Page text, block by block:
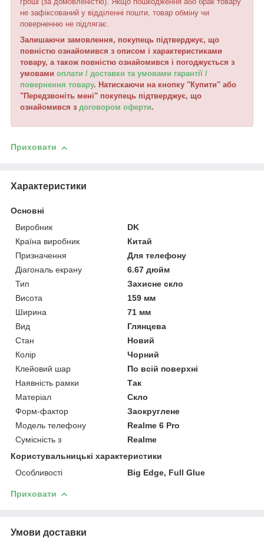
не зафіксований у відділенні пошти, товар обміну чи
поверненню не підлягає.
Залишаючи замовлення, покупець підтверджує, що
повністю ознайомився з описом і характеристиками
товару, а також повністю ознайомився і погоджується з
умовами оплати / доставки та умовами гарантії /
повернення товару. Натискаючи на кнопку "Купити" або
"Передзвоніть мені" покупець підтверджує, що
ознайомився з договором оферти.
Приховати
Характеристики
Основні
Виробник
DK
Країна виробник
Китай
Призначення
Для телефону
Діагональ екрану
6.67 дюйм
Тип
Захисне скло
Висота
159 мм
Ширина
71 мм
Вид
Глянцева
Стан
Новий
Колір
Чорний
Клейовий шар
По всій поверхні
Наявність рамки
Так
Матеріал
Скло
Форм-фактор
Заокруглене
Модель телефону
Realme 6 Pro
Сумісність з
Realme
Користувальницькі характеристики
Особливості
Big Edge, Full Glue
Приховати
Умови доставки